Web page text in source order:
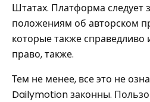
Штатах. Платформа следует
положениям об авторском
которые также справедливо
право, также.
Тем не менее, все это не
Dailymotion законны.